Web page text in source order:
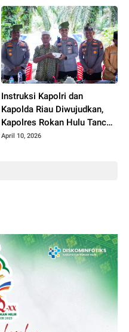
Instruksi Kapolri dan
Kapolda Riau Diwujudkan,
Kapolres Rokan Hulu Tancap
Gas Bangun Jembatan
April 10, 2026